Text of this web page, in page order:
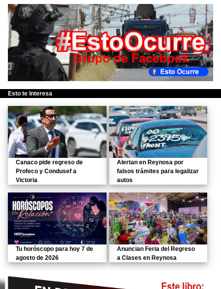
Esto te Interesa
Canaco pide regreso de
Profeco y Condusef a
Victoria
Alertan en Reynosa por
falsos trámites para legalizar
autos
Tu horóscopo para hoy 7 de
agosto de 2026
Anuncian Feria del Regreso
a Clases en Reynosa